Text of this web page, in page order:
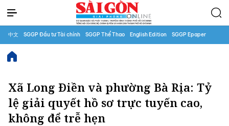
中文 SGGP Đầu tư Tài chính SGGP Thể Thao English Edition SGGP Epaper
Xã Long Điền và phường Bà Rịa: Tỷ
lệ giải quyết hồ sơ trực tuyến cao,
không để trễ hẹn